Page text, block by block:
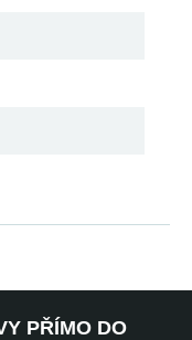
PŘÍMO DO